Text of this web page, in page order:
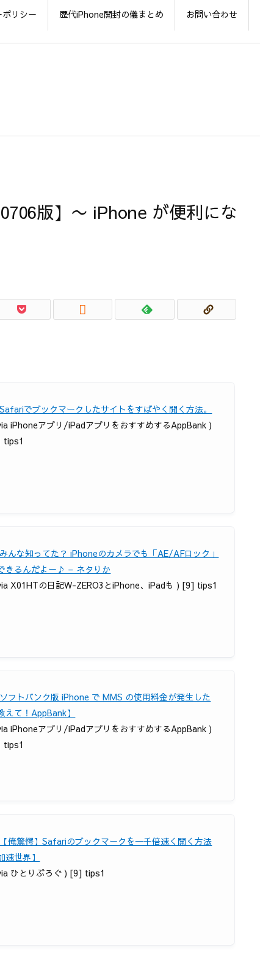
リシー 歴代iPhone開封の儀まとめ お問い合わせ
版】〜 iPhone が便利にな

でブックマークしたサイトをすばやく開く方法。
via iPhoneアプリ/iPadアプリをおすすめするAppBank )
んな知ってた？ iPhoneのカメラでも「AE/AFロック」
きるんだよー♪ – ネタりか
via X01HTの日記W-ZERO3とiPhone、iPadも ) [9] tips1
フトバンク版 iPhone で MMS の使用料金が発生した
えて！AppBank】
via iPhoneアプリ/iPadアプリをおすすめするAppBank )
俺驚愕】Safariのブックマークを一千倍速く開く方法
速世界】
via ひとりぶろぐ ) [9] tips1